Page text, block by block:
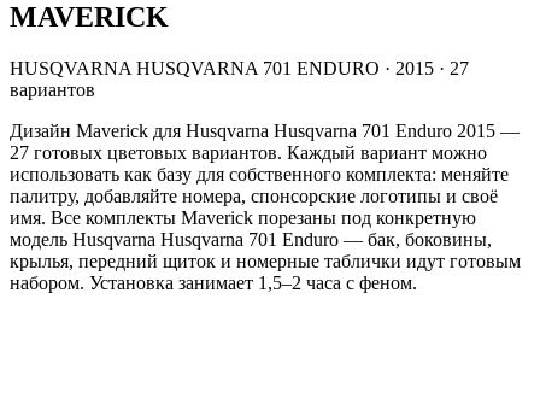
MAVERICK
HUSQVARNA HUSQVARNA 701 ENDURO · 2015 · 27
вариантов
Дизайн Maverick для Husqvarna Husqvarna 701 Enduro 2015 —
27 готовых цветовых вариантов. Каждый вариант можно
использовать как базу для собственного комплекта: меняйте
палитру, добавляйте номера, спонсорские логотипы и своё
имя. Все комплекты Maverick порезаны под конкретную
модель Husqvarna Husqvarna 701 Enduro — бак, боковины,
крылья, передний щиток и номерные таблички идут готовым
набором. Установка занимает 1,5–2 часа с феном.